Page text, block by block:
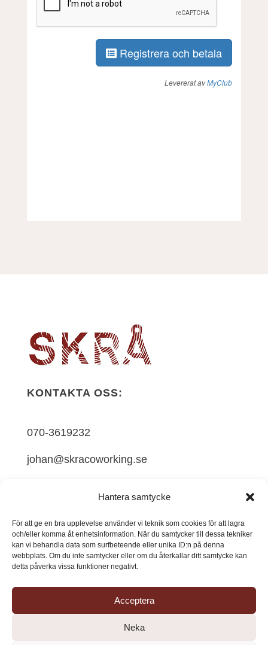
Hantera samtycke
För att ge en bra upplevelse använder vi teknik som cookies för att lagra
och/eller komma åt enhetsinformation. När du samtycker till dessa tekniker
kan vi behandla data som surfbeteende eller unika ID:n på denna
webbplats. Om du inte samtycker eller om du återkallar ditt samtycke kan
detta påverka vissa funktioner negativt.
Acceptera
Neka
KONTAKTA OSS:
070-3619232
johan@skracoworking.se
FÖLJ OSS: